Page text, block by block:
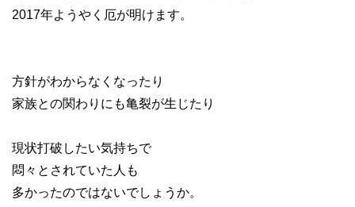
2017年ようやく厄が明けます。
方針がわからなくなったり
家族との関わりにも亀裂が生じたり
現状打破したい気持ちで
悶々とされていた人も
多かったのではないでしょうか。